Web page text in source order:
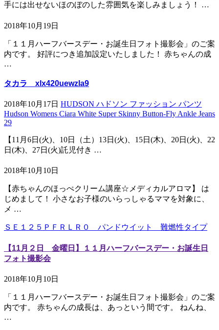
手には出せないほのぼのした雰囲気を楽しみましょう！ …
2018年10月19日
「１１月ハーフバースデー・お誕生日フォト撮影会」のご案
内です。 好評につき追加設定いたしました！ 赤ちゃんの成
…
タカラ xlx420uewzla9
2018年10月17日 HUDSON ハドソン ファッション パンツ
Hudson Womens Ciara White Super Skinny Button-Fly Ankle Jeans
29
【11月6日(火)、10日（土）13日(火)、15日(木)、20日(火)、22
日(木)、27日(火)託児付き …
2018年10月10日
【赤ちゃんのほっぺクリーム講座☆メディカルアロマ】 は
じめまして！ 小さなお子様のいらっしゃるママを対象に、
メ …
ＳＥ１２５ＰＦＲＬＲ０ パンドウイット 難燃性タイプ
【11月２日 金曜日】１１月ハーフバースデー・お誕生日
フォト撮影会
2018年10月10日
「１１月ハーフバースデー・お誕生日フォト撮影会」のご案
内です。 赤ちゃんの成長は、あっという間です。 ねんね、
…